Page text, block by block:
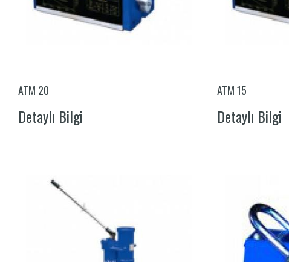
ATM 20
Detaylı Bilgi
ATM 15
Detaylı Bilgi